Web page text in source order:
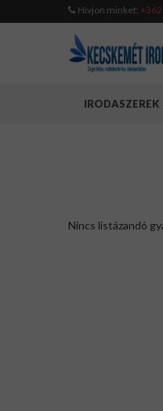
Hívjon minket:
IRODASZEREK
Nincs listázandó